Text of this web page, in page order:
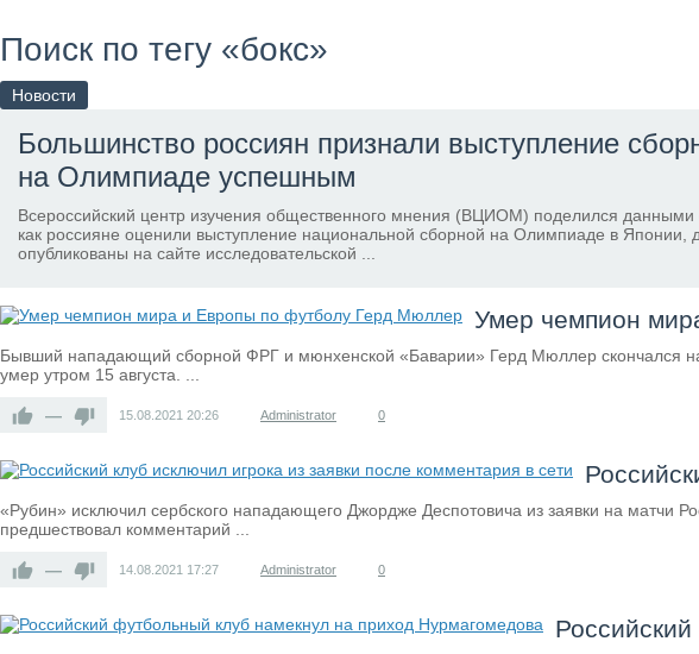
Поиск по тегу «бокс»
Новости
Большинство россиян признали выступление
на Олимпиаде успешным
Всероссийский центр изучения общественного мнения (ВЦИОМ) поделился данными
как россияне оценили выступление национальной сборной на Олимпиаде в Японии,
опубликованы на сайте исследовательской ...
Умер чемпион
Бывший нападающий сборной ФРГ и мюнхенской «Баварии» Герд Мюллер скончался
умер утром 15 августа. ...
— 15.08.2021 20:26 Administrator 0
«Рубин» исключил сербского нападающего Джордже Деспотовича из заявки на
предшествовал комментарий ...
— 14.08.2021 17:27 Administrator 0